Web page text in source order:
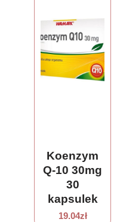
Koenzym
Q-10 30mg
30
kapsulek
19.04zł